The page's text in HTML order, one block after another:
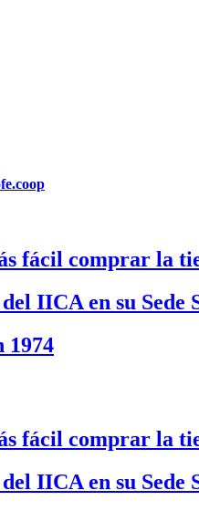
fácil comprar la
IICA en su Sede
1974
fácil comprar la
IICA en su Sede